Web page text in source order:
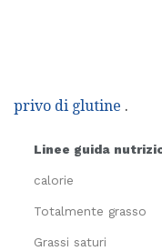
privo di glutine .
Linee guida
calorie
Totalmente grasso
Grassi saturi